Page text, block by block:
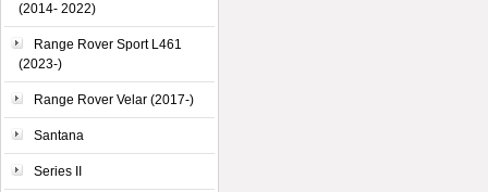
(2014- 2022)
Range Rover Sport L461
(2023-)
Range Rover Velar (2017-)
Santana
Series II